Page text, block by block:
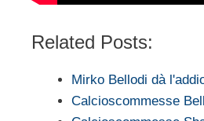
Related Posts:
Mirko Bellodi dà
Calcioscommesse